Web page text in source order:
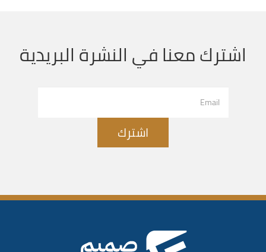
اشترك معنا في النشرة البريدية
اشترك